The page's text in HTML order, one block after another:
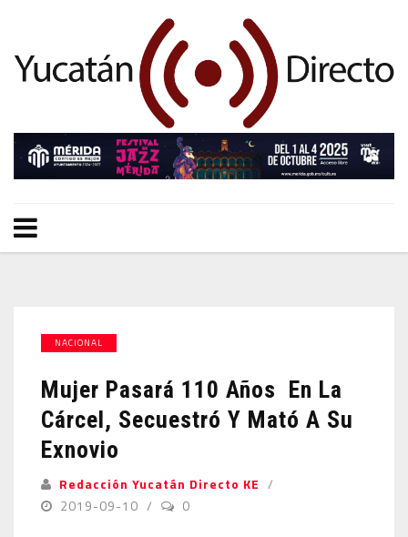
NACIONAL
Mujer Pasará 110 Años En La
Cárcel, Secuestró Y Mató A Su
Exnovio
Redacción Yucatán Directo KE
2019-09-10
0